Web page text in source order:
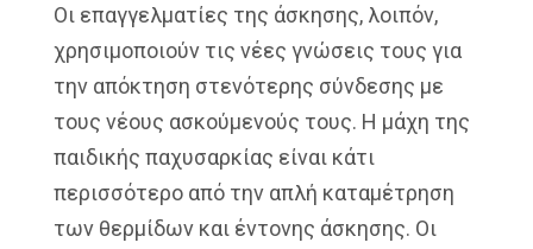
Οι επαγγελματίες της άσκησης, λοιπόν,
χρησιμοποιούν τις νέες γνώσεις τους για
την απόκτηση στενότερης σύνδεσης με
τους νέους ασκούμενούς τους. Η μάχη της
παιδικής παχυσαρκίας είναι κάτι
περισσότερο από την απλή καταμέτρηση
των θερμίδων και έντονης άσκησης. Οι